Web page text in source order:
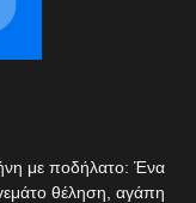
με ποδήλατο: Ένα
θέληση, αγάπη